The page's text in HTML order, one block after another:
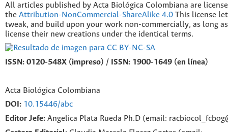
All articles published by Acta Biológica Colombiana are
the Attribution-NonCommercial-ShareAlike 4.0 This license
tweak, and build upon your work non-commercially, as long
license their new creations under the identical terms.
ISSN: 0120-548X (impreso) / ISSN: 1900-1649 (en línea)
Acta Biológica Colombiana
DOI: 10.15446/abc
Editor Jefe: Angelica Plata Rueda Ph.D (email: